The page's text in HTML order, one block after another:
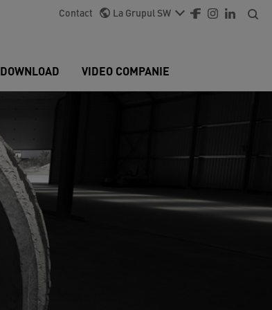
Contact La Grupul SW
DOWNLOAD VIDEO COMPANIE